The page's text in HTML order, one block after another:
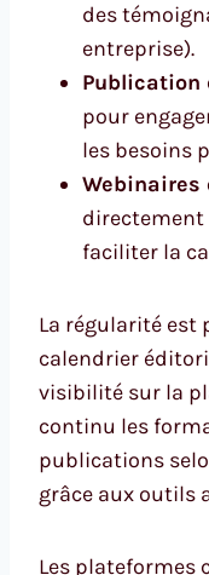
des
entreprise).
Publication
pour
les besoins
Webinaires
directement
faciliter la
La régularité est
calendrier
visibilité sur la
continu les
publications
grâce aux outils
Les plateformes